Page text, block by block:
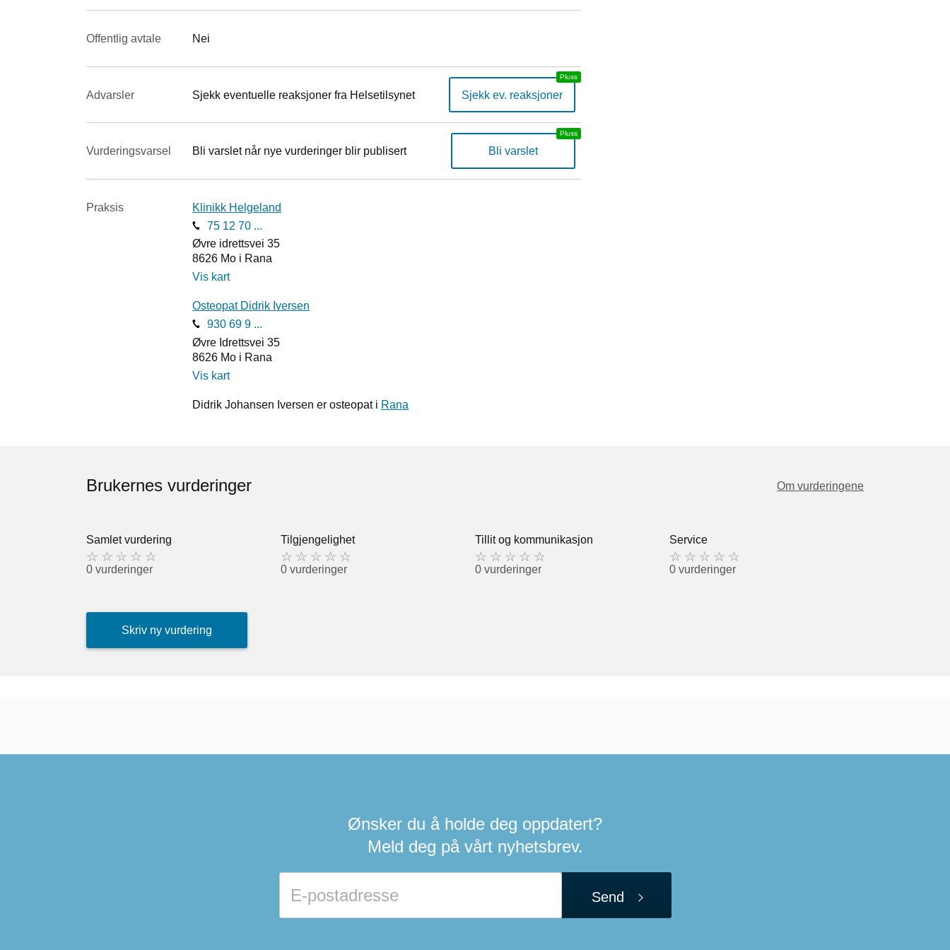
Offentlig avtale Nei
Advarsler Sjekk eventuelle reaksjoner fra Helsetilsynet Sjekk ev. reaksjoner
Vurderings­varsel Bli varslet når nye vurderinger blir publisert Bli varslet
Praksis
Klinikk Helgeland
75 12 70 ...
Øvre idrettsvei 35
8626 Mo i Rana
Vis kart
Osteopat Didrik Iversen
930 69 9 ...
Øvre Idrettsvei 35
8626 Mo i Rana
Vis kart
Didrik Johansen Iversen er osteopat i Rana
Brukernes vurderinger Om vurderingene
Samlet vurdering
0 vurderinger
Tilgjengelighet
0 vurderinger
Tillit og kommunikasjon
0 vurderinger
Service
0 vurderinger
Skriv ny vurdering
Ønsker du å holde deg oppdatert?
Meld deg på vårt nyhetsbrev.
Send